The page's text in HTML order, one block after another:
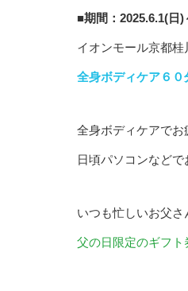
■期間：2025.6.1(日)
イオンモール京都
全身ボディケア６
全身ボディケアでお
日頃パソコンなどで
いつも忙しいお父さ
父の日限定のギフト